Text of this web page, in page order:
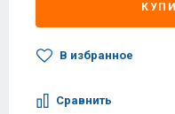
В избранное
Сравнить